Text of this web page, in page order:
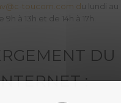
toucom.com du lundi au
à 13h et de 14h à 17h.
DU
: